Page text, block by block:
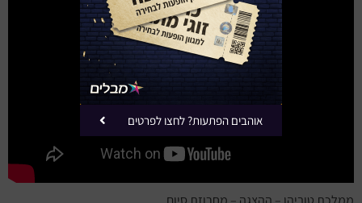
אוהבים הפתעות? לחצו לפרטים